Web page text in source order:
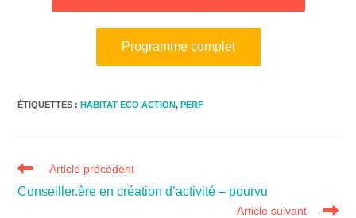
Programme complet
ÉTIQUETTES :HABITAT ECO ACTION, PERF
Article précédent
Conseiller.ère en création d’activité – pourvu
Article suivant